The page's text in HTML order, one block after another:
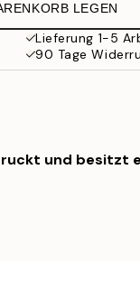
LEGEN
Lieferung 1-5
90 Tage
und besitzt